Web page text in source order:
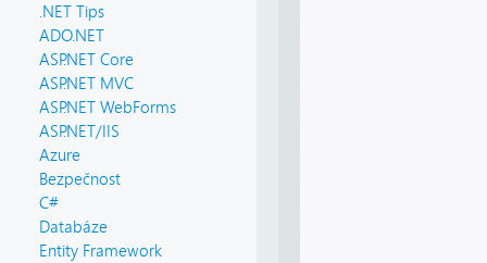
.NET Tips
ADO.NET
ASP.NET Core
ASP.NET MVC
ASP.NET WebForms
ASP.NET/IIS
Azure
Bezpečnost
C#
Databáze
Entity Framework